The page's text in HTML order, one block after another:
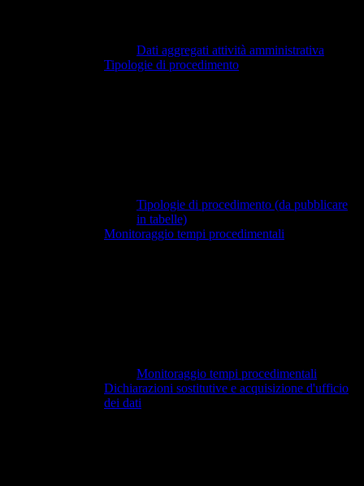
Dati aggregati attività amministrativa
Tipologie di procedimento
Tipologie di procedimento (da pubblicare
in tabelle)
Monitoraggio tempi procedimentali
Monitoraggio tempi procedimentali
Dichiarazioni sostitutive e acquisizione d'ufficio
dei dati